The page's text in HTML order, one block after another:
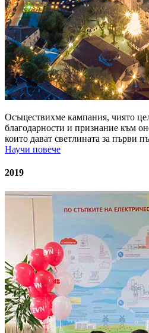
Осъществихме кампания, чиято
благодарности и признание към
които дават светлината за първи
Научи повече
2019